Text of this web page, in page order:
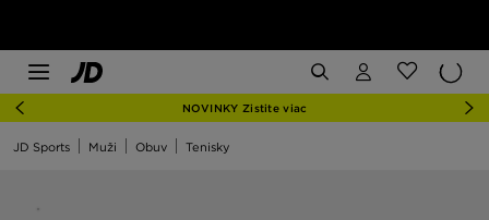
NOVINKY Zistite viac
JD Sports Muži Obuv Tenisky